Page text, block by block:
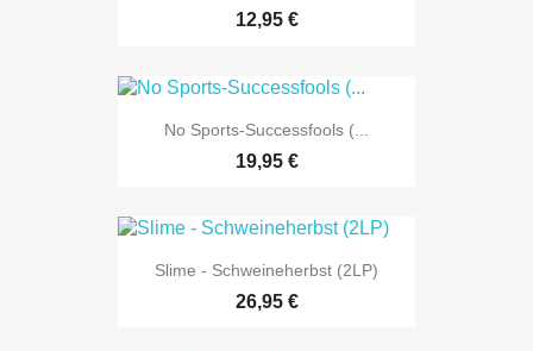
12,95 €
No Sports-Successfools (...
19,95 €
Slime - Schweineherbst (2LP)
26,95 €